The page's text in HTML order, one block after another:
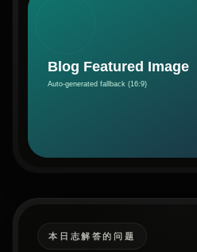
本日志解答的问题